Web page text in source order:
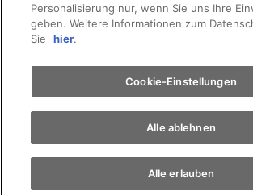
Auto finden
Elektromobilität
Cookie-Richtlinie Impressum
Personalisierung nur, wenn Sie uns Ihre
geben. Weitere Informationen zum
Sie
hier.
Cookie-Einstellungen
Alle ablehnen
Alle erlauben